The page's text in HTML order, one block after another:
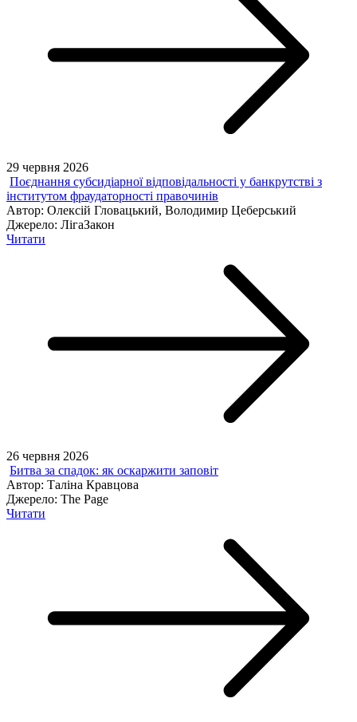
29 червня 2026
Поєднання субсидіарної відповідальності у банкрутстві з
інститутом фраудаторності правочинів
Автор: Олексій Гловацький, Володимир Цеберський
Джерело: ЛігаЗакон
Читати
26 червня 2026
Битва за спадок: як оскаржити заповіт
Автор: Таліна Кравцова
Джерело: The Page
Читати